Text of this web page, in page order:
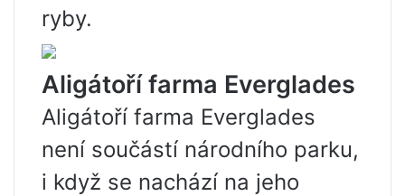
ryby.
Aligátoří farma Everglades
Aligátoří farma Everglades
není součástí národního parku,
i když se nachází na jeho